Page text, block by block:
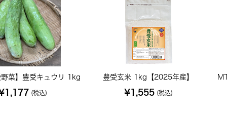
菜】豊受キュウリ 1kg
(税込)
豊受玄米 1kg【2025年産】
¥1,555 (税込)